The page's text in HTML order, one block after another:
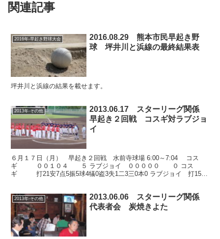
関連記事
2016年-早起き野球大会
2016.08.29 熊本市民早起き野
球 坪井川と浜線の最終結果表
坪井川と浜線の結果を載せます。
2013年-その他
2013.06.17 スターリーグ関係
早起き２回戦 コスギ対ラブジョ
イ
６月１７日（月） 早起き２回戦 水前寺球場 6:00～7:04 コス
ギ ００１０４ ５ ラブジョイ ０００００ ０ コス
ギ 打21安7点5振5球4犠0盗3失1二3三0本0 ラブジョイ 打15安
2013年-その他
2013.06.06 スターリーグ関係
代表者会 炭焼きよた